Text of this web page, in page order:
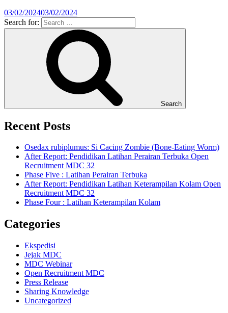
03/02/202403/02/2024
Search for:
Search
Recent Posts
Osedax rubiplumus: Si Cacing Zombie (Bone-Eating Worm)
After Report: Pendidikan Latihan Perairan Terbuka Open
Recruitment MDC 32
Phase Five : Latihan Perairan Terbuka
After Report: Pendidikan Latihan Keterampilan Kolam Open
Recruitment MDC 32
Phase Four : Latihan Keterampilan Kolam
Categories
Ekspedisi
Jejak MDC
MDC Webinar
Open Recruitment MDC
Press Release
Sharing Knowledge
Uncategorized